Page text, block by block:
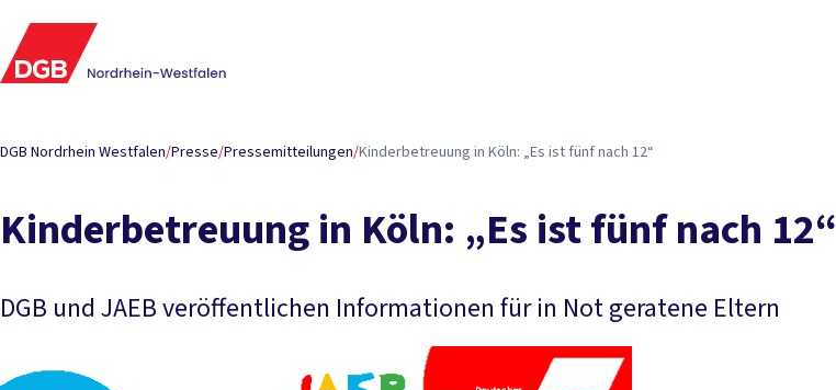
DGB Nordrhein Westfalen/Presse/Pressemitteilungen/Kinderbetreuung in Köln: „Es ist fünf nach 12“
Kinderbetreuung in Köln: „Es ist fünf nach 12“
DGB und JAEB veröffentlichen Informationen für in Not geratene Eltern